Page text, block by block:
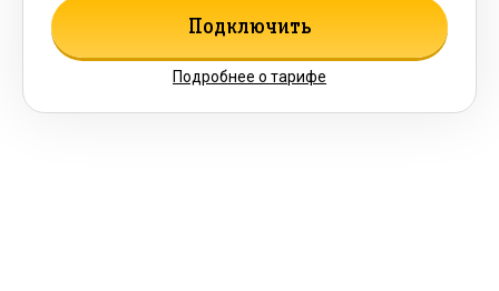
Подключить
Подробнее о тарифе